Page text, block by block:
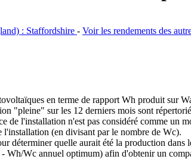
: Staffordshire - Voir les rendements des
en terme de rapport Wh produit sur
"pleine" sur les 12 derniers mois sont
de l'installation n'est pas considéré comme un
(en divisant par le nombre de Wc).
déterminer quelle aurait été la production dans
Wh/Wc annuel optimum) afin d'obtenir un